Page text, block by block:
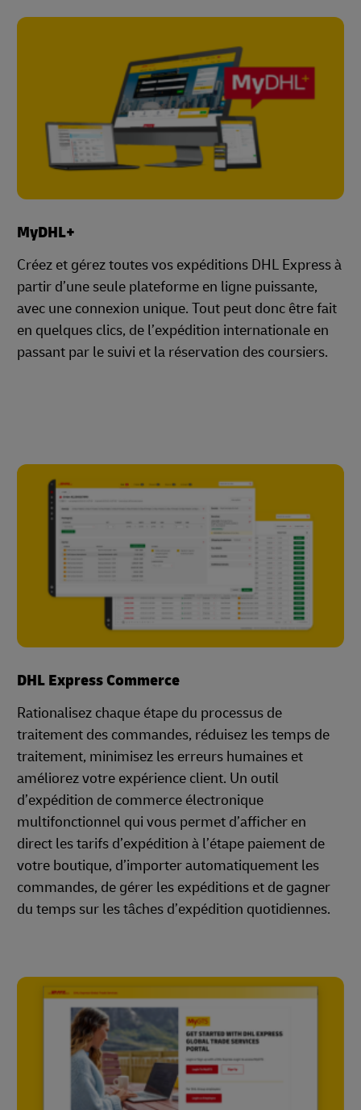
MyDHL+
Créez et gérez toutes vos expéditions DHL Express à
partir d’une seule plateforme en ligne puissante,
avec une connexion unique. Tout peut donc être fait
en quelques clics, de l’expédition internationale en
passant par le suivi et la réservation des coursiers.
DHL Express Commerce
Rationalisez chaque étape du processus de
traitement des commandes, réduisez les temps de
traitement, minimisez les erreurs humaines et
améliorez votre expérience client. Un outil
d’expédition de commerce électronique
multifonctionnel qui vous permet d’afficher en
direct les tarifs d’expédition à l’étape paiement de
votre boutique, d’importer automatiquement les
commandes, de gérer les expéditions et de gagner
du temps sur les tâches d’expédition quotidiennes.